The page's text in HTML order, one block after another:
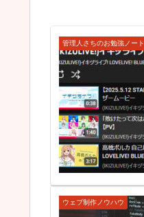
管理人さちのお勉強ノート
ウェブ制作ノウハウ